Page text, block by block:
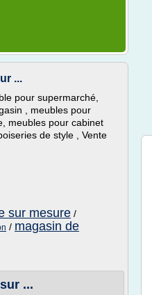
...
pour supermarché,
, meubles pour
meubles pour cabinet
de style , Vente
sur mesure /
/ magasin de
...